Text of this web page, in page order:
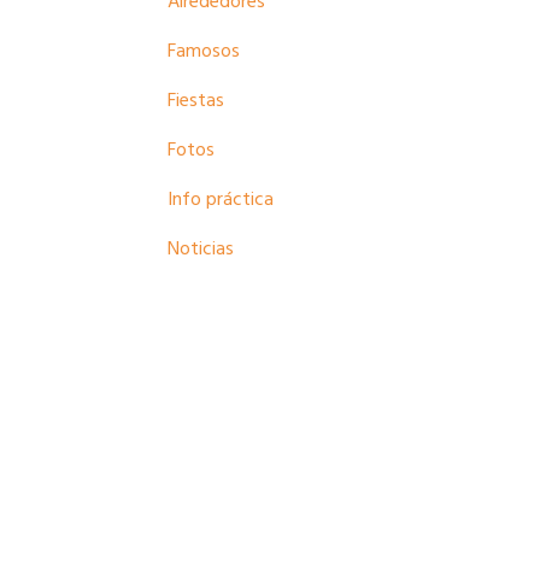
Famosos
Fiestas
Fotos
Info práctica
Noticias